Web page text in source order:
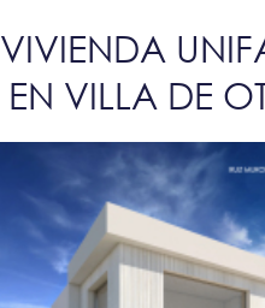
VIVIENDA
EN VILLA DE